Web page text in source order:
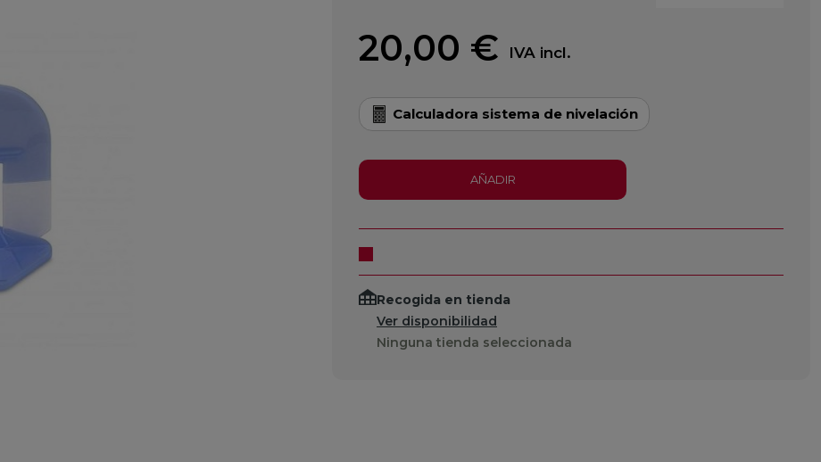
20,00 € IVA incl.
Calculadora sistema de nivelación
AÑADIR
Recogida en tienda
Ver disponibilidad
Ninguna tienda seleccionada